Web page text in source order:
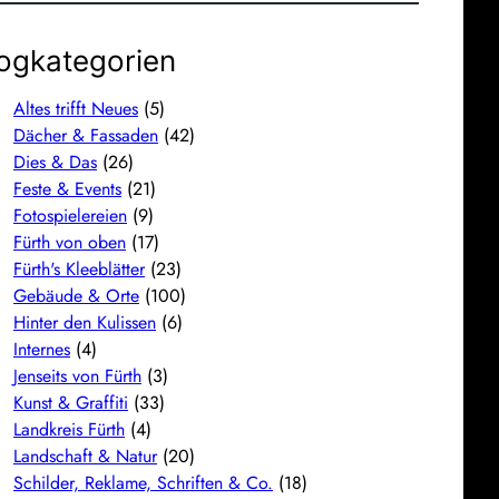
Altes trifft Neues (5)
Dächer & Fassaden (42)
Dies & Das (26)
Feste & Events (21)
Fotospielereien (9)
Fürth von oben (17)
Fürth's Kleeblätter(23)
Gebäude & Orte (100)
Hinter den Kulissen (6)
Internes (4)
Jenseits von Fürth (3)
Kunst & Graffiti (33)
Landkreis Fürth (4)
Landschaft & Natur(20)
Schilder, Reklame, Schriften & Co. (18)